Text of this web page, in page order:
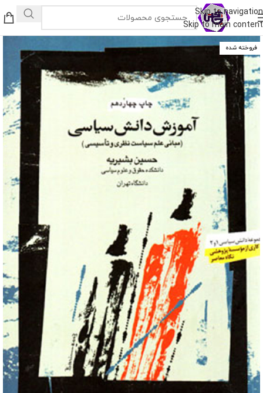
Skip to navigation
Skip to main content
فروخته شده